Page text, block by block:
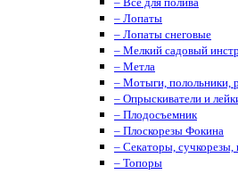
– Лопаты
– Лопаты снеговые
– Мелкий садовый
– Метла
– Мотыги, полольники,
– Опрыскиватели и
– Плодосъемник
– Плоскорезы Фокина
– Секаторы,
– Топоры